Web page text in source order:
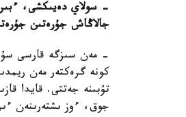
- سولاي دەيىكشى،
جالاڭاش جۇرەتىن
- مەن سىزگە قارسى
كونە گرەكتەر مەن
تۇبىنە جەتتى. قايدا
جوق، ءوز ىشتەرىنەن